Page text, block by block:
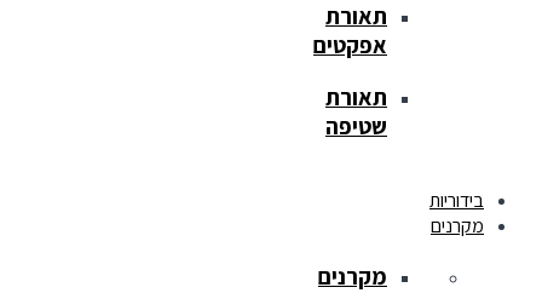
תאורת
אפקטים
תאורת
שטיפה
בידוריות
מקרנים
מקרנים